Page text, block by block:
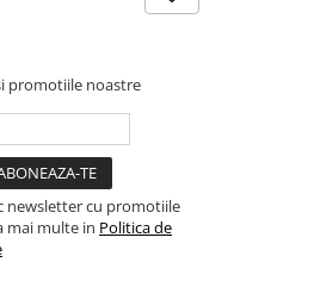
promotiile noastre
newsletter cu promotiile
mai multe in Politica de